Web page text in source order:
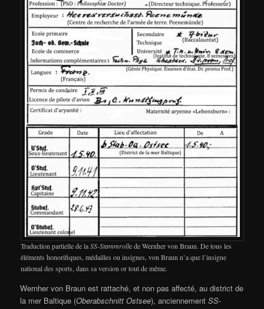
Traduction partielle de laSS-Stammrolle de Wernher von Braun. De tous les
éléments honorifiques, médailles ou insignes, von Braun n’a que l’insigne
national des sports, dans sa version or tout de même.
Wernher von Braun est rattaché, et non pas affecté, au district de
la mer Baltique (Oberabschnitt Ostsee), anciennementSS-